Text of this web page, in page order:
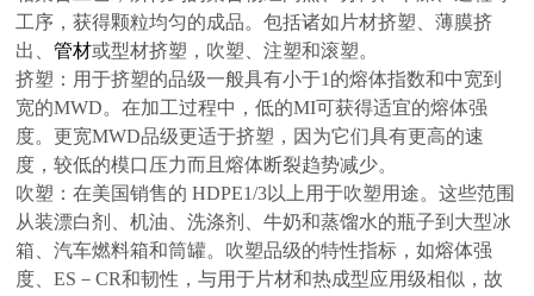
工序，获得颗粒均匀的成品。包括诸如片材挤塑、薄膜挤
出、管材或型材挤塑，吹塑、注塑和滚塑。
挤塑：用于挤塑的品级一般具有小于1的熔体指数和中宽到
宽的MWD。在加工过程中，低的MI可获得适宜的熔体强
度。更宽MWD品级更适于挤塑，因为它们具有更高的速
度，较低的模口压力而且熔体断裂趋势减少。
吹塑：在美国销售的 HDPE1/3以上用于吹塑用途。这些范围
从装漂白剂、机油、洗涤剂、牛奶和蒸馏水的瓶子到大型冰
箱、汽车燃料箱和筒罐。吹塑品级的特性指标，如熔体强
度、ES－CR和韧性，与用于片材和热成型应用级相似，故